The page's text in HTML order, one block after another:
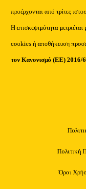
προέρχονται από τρίτες
Η επισκεψιμότητα μετριέται
cookies ή αποθήκευση
τον Κανονισμό (ΕΕ) 2016/
Πολιτική
Όροι